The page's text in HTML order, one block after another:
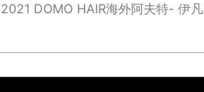
2021 DOMO HAIR海外阿夫特- 伊凡